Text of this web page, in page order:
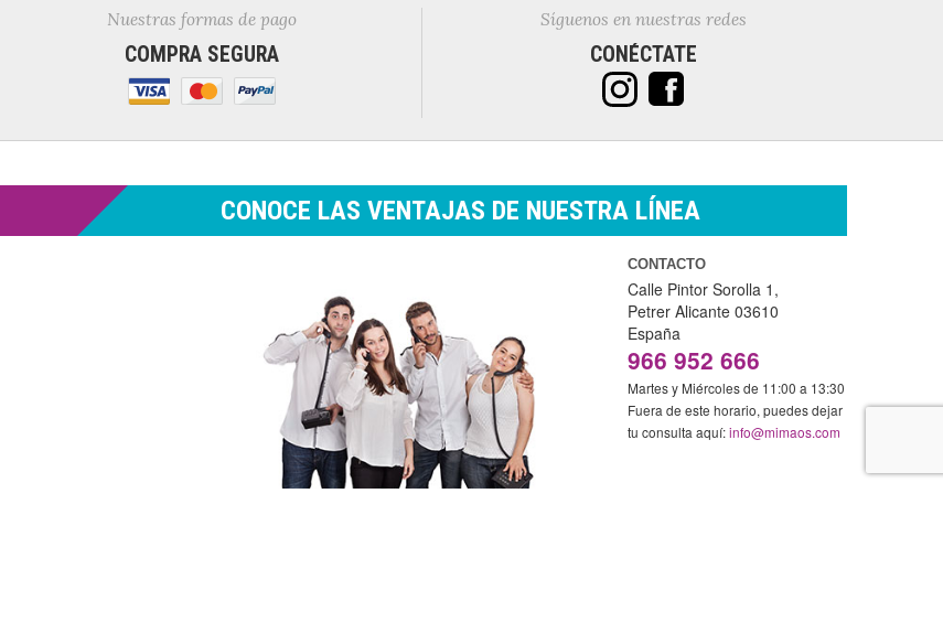
Nuestras formas de pago
COMPRA SEGURA
Síguenos en nuestras redes
CONÉCTATE
CONOCE LAS VENTAJAS DE NUESTRA LÍNEA
CONTACTO
Calle Pintor Sorolla 1,
Petrer Alicante 03610
España
966 952 666
Martes y Miércoles de 11:00 a 13:30
Fuera de este horario, puedes dejar
tu consulta aquí:info@mimaos.com